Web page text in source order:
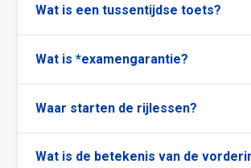
Wat is een tussentijdse toets?
Wat is *examengarantie?
Waar starten de rijlessen?
Wat is de betekenis van de